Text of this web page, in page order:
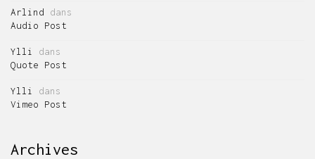
Arlind dans
Audio Post
Ylli
dans
Quote Post
Ylli
dans
Vimeo Post
Archives